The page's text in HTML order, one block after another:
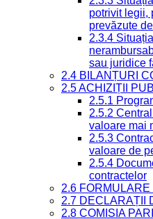
potrivit legii,
prevăzute
2.3.4
sau juridice
2.4 BILANȚURI
2.5 ACHIZIȚII
2.5.1
2.5.2
valoare mai
2.5.3
valoare de
2.5.4
contractelor
2.6 FORMULARE
2.7 DECLARAȚII
2.8 COMISIA